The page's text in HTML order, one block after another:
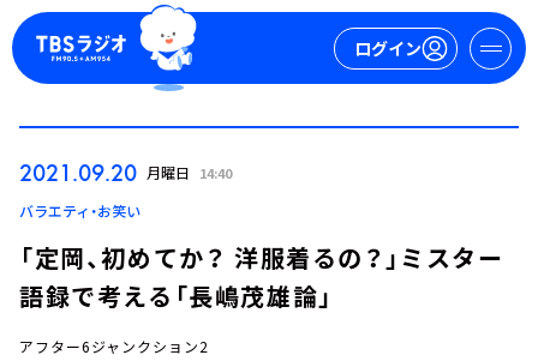
ログイン
ログイン
2021.09.20 月曜日 14:40
バラエティ・お笑い
「定岡、初めてか？ 洋服着るの？」ミスター
語録で考える「長嶋茂雄論」
アフター6ジャンクション2